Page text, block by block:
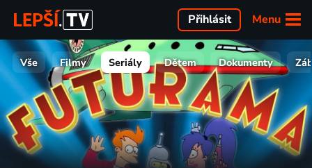
Menu
Přihlásit
Vše Filmy Seriály Dětem Dokumenty